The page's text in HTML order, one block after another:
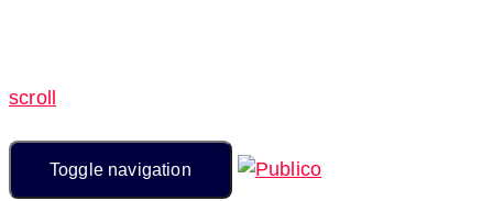
scroll
Toggle navigation